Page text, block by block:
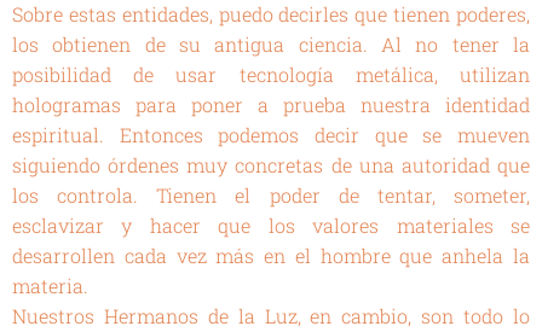
Sobre estas entidades, puedo decirles que tienen poderes,
los obtienen de su antigua ciencia. Al no tener la
posibilidad de usar tecnología metálica, utilizan
hologramas para poner a prueba nuestra identidad
espiritual. Entonces podemos decir que se mueven
siguiendo órdenes muy concretas de una autoridad que
los controla. Tienen el poder de tentar, someter,
esclavizar y hacer que los valores materiales se
desarrollen cada vez más en el hombre que anhela la
materia.
Nuestros Hermanos de la Luz, en cambio, son todo lo